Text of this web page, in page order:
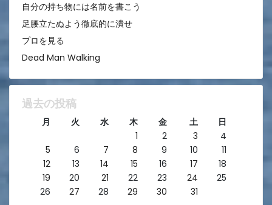
自分の持ち物には名前を書こう
足腰立たぬよう徹底的に潰せ
プロを見る
Dead Man Walking
過去の投稿
月 火 水 木 金 土
日
1
2 3
4
5
6 7 8 9 10
11
12
13 14 15 16 17
18
19
20 21 22 23 24
25
26
27 28 29 30 31